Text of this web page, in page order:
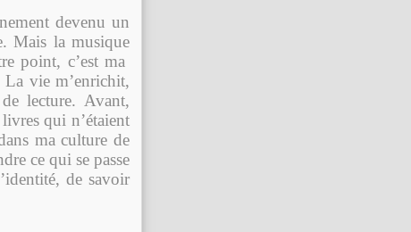
devenu un
Mais la musique
point, c’est ma
La vie m’enrichit,
lecture. Avant,
qui n’étaient
ma culture de
ce qui se passe
de savoir